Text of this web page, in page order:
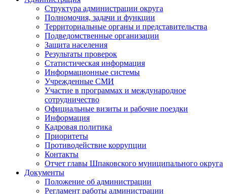
Структура администрации округа
Полномочия, задачи и функции
Территориальные органы и представительства
Подведомственные организации
Защита населения
Результаты проверок
Статистическая информация
Информационные системы
Учрежденные СМИ
Участие в программах и международное
сотрудничество
Официальные визиты и рабочие поездки
Информация
Кадровая политика
Приоритеты
Противодействие коррупции
Контакты
Отчет главы Шпаковского муниципального округа
Документы
Положение об администрации
Регламент работы администрации